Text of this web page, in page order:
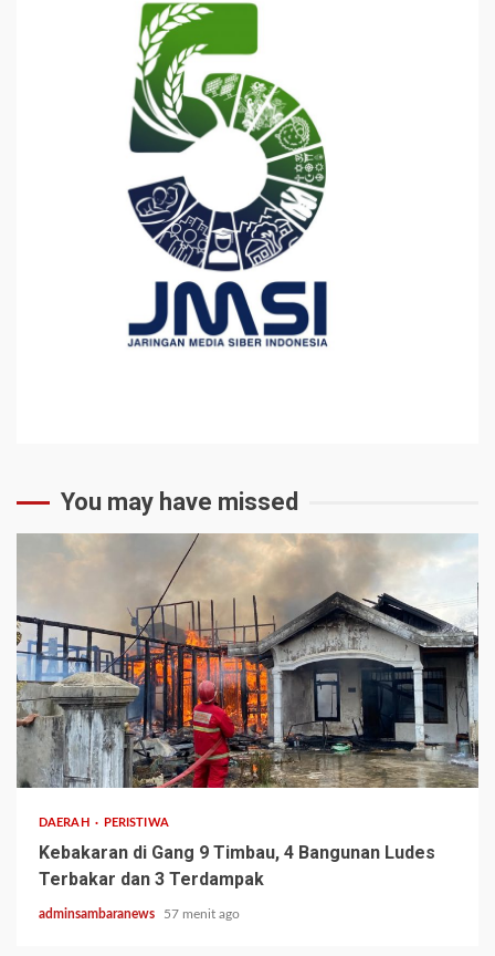
You may have missed
2 min read
DAERAH PERISTIWA
Kebakaran di Gang 9 Timbau, 4 Bangunan Ludes
Terbakar dan 3 Terdampak
adminsambaranews 57 menit ago